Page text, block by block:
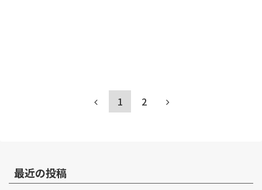
1 2
最近の投稿